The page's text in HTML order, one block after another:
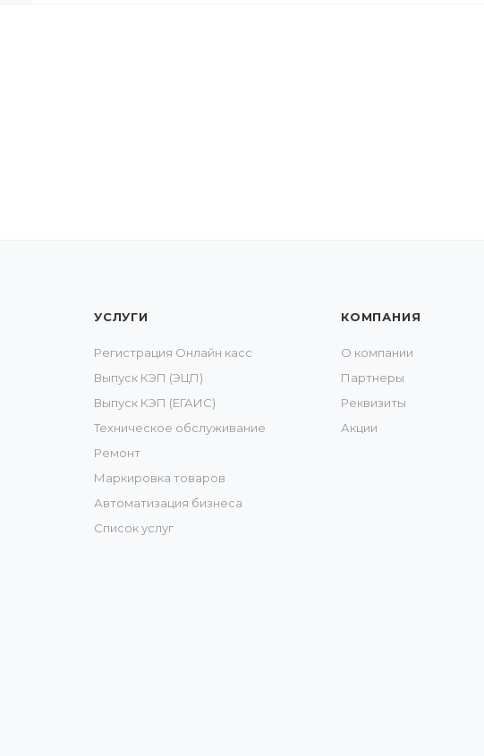
УСЛУГИ
Регистрация Онлайн касс
Выпуск КЭП (ЭЦП)
Выпуск КЭП (ЕГАИС)
Техническое обслуживание
Ремонт
Маркировка товаров
Автоматизация бизнеса
Список услуг
КОМПАНИЯ
О компании
Партнеры
Реквизиты
Акции